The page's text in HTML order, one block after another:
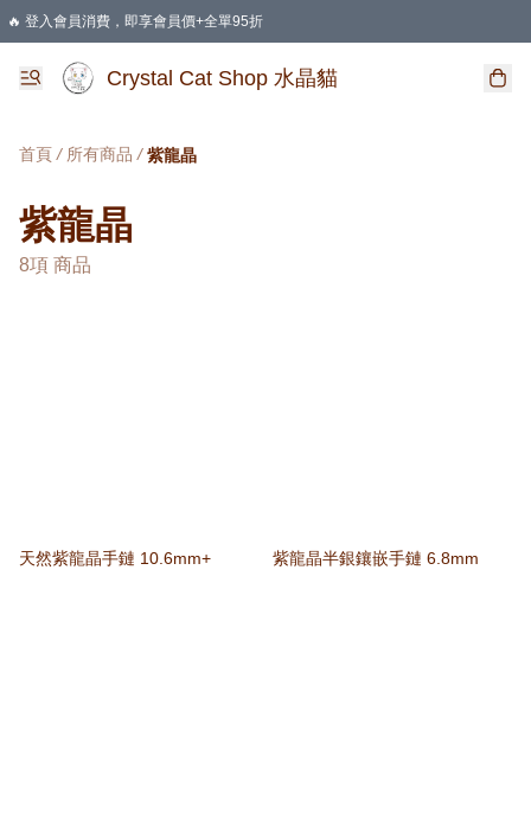
🔥 登入會員消費，即享會員價+全單95折
🛍️ 購物滿HKD 400 即享免運費優惠
Crystal Cat Shop 水晶貓
首頁 / 所有商品 / 紫龍晶
紫龍晶
8項 商品
天然紫龍晶手鏈 10.6mm+ 紫龍晶半銀鑲嵌手鏈 6.8mm